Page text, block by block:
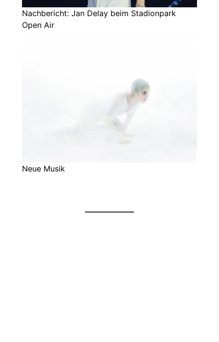
Nachbericht: Jan Delay beim Stadionpark
Open Air
Neue Musik